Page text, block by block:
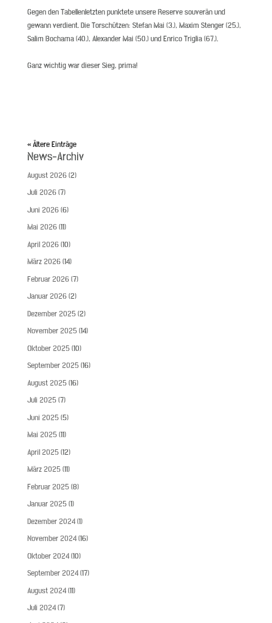
Gegen den Tabellenletzten punktete unsere Reserve souverän und
gewann verdient. Die Torschützen: Stefan Mai (3.), Maxim Stenger (25.),
Salim Bochama (40.), Alexander Mai (50.) und Enrico Triglia (67.).
Ganz wichtig war dieser Sieg, prima!
« Ältere Einträge
News-Archiv
August 2026(2)
Juli 2026(7)
Juni 2026(6)
Mai 2026(11)
April 2026(10)
März 2026(14)
Februar 2026(7)
Januar 2026(2)
Dezember 2025(2)
November 2025(14)
Oktober 2025(10)
September 2025(16)
August 2025(16)
Juli 2025(7)
Juni 2025(5)
Mai 2025(11)
April 2025(12)
März 2025(11)
Februar 2025(8)
Januar 2025(1)
Dezember 2024(1)
November 2024(16)
Oktober 2024(10)
September 2024(17)
August 2024(11)
Juli 2024(7)